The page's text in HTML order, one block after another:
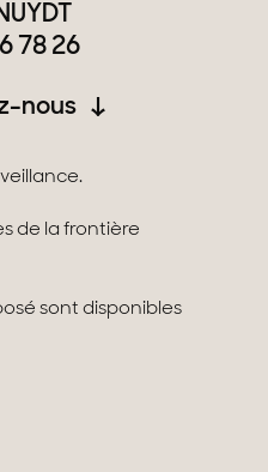
78 26
nous
de la frontière
sont disponibles